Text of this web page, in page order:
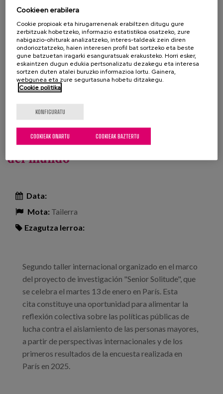
exponer su mirada en torno al envejecimiento, la
Información e inscripciones
Beste profesional batzuk
Gehiago irakurri
Workshop: Respuestas innovadoras
en la lucha contra la soledad y el
aislamiento social en las metrópolis
del mundo
Data:
Mota: Tailerra
Ezagutza lerroa:
Segundo taller internacional organizado en el marco
del proyecto de investigación "Senior Solitude", que
se celebra el martes 13 de enero en París. Esta
cita constituye una oportunidad para alimentar la
reflexión colectiva sobre las políticas públicas de
lucha contra el aislamiento de las personas mayores,
a partir de perspectivas internacionales y de los
primeros resultados de la encuesta realizada en
París en 2025.
Cookieen erabilera
Cookie propioak eta hirugarrenenak erabiltzen ditugu gure
zerbitzuak hobetzeko, informazio estatistikoa osatzeko, zure
nabigazio-ohiturak analizatzeko, interes-taldeak zein diren
ondorioztatzeko, haien interesen profil bat sortzeko eta beste
gune batzuetan iragarki esanguratsuak erakusteko. Horri esker,
eskaintzen dugun edukia pertsonalizatu dezakegu eta interesa
sortzen duten atalei buruzko informazioa lortu. Gainera,
webgunea eta zure segurtasuna hobetu ditzakegu.
Cookie politika
KONFIGURATU
COOKIEAK BAZTERTU
COOKIEAK ONARTU